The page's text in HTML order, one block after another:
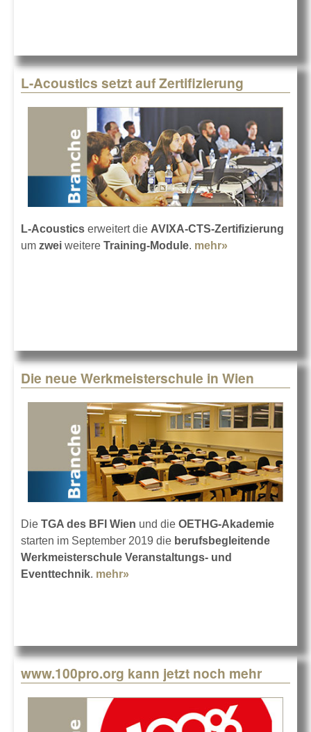
L-Acoustics setzt auf Zertifizierung
L-Acoustics erweitert die AVIXA-CTS-Zertifizierung
um zwei weitere Training-Module. mehr»
Die neue Werkmeisterschule in Wien
Die TGA des BFI Wien und die OETHG-Akademie
starten im September 2019 die berufsbegleitende
Werkmeisterschule Veranstaltungs- und
Eventtechnik. mehr»
www.100pro.org kann jetzt noch mehr